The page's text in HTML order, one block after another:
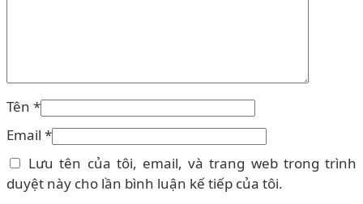
Tên *
Email *
Lưu tên của tôi, email, và trang web trong trình
duyệt này cho lần bình luận kế tiếp của tôi.